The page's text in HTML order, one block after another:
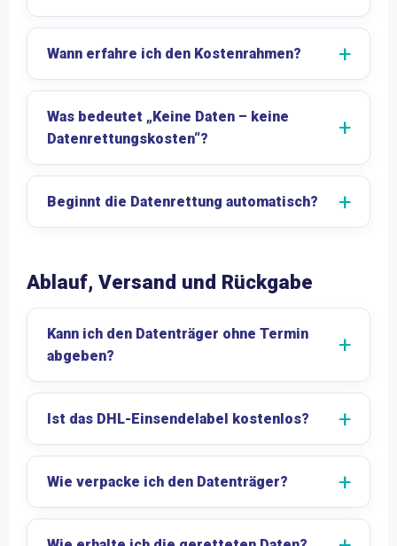
Wann erfahre ich den Kostenrahmen?
Was bedeutet „Keine Daten – keine
Datenrettungskosten“?
Beginnt die Datenrettung automatisch?
Ablauf, Versand und Rückgabe
Kann ich den Datenträger ohne Termin
abgeben?
Ist das DHL-Einsendelabel kostenlos?
Wie verpacke ich den Datenträger?